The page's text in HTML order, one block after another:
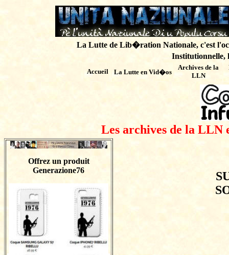
La Lutte de Lib�ration Nationale, c'est
Institutionnelle,
Accueil La Lutte en Vid�os
Archives de la
LLN
Les archives de la LLN
Offrez un produit
Generazione76